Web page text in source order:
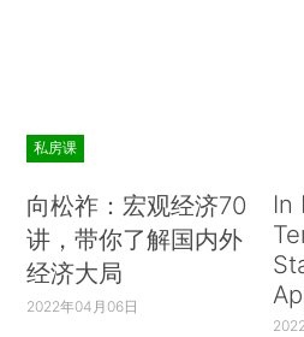
私房课
向松祚：宏观经济70
讲，带你了解国内外
经济大局
2022年04月06日
In